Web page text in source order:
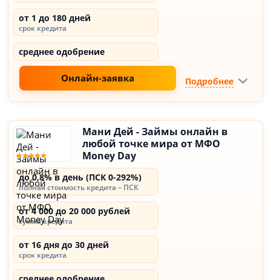
от 1 до 180 дней
срок кредита
среднее одобрение
Онлайн-заявка Подробнее
Мани Дей - Займы онлайн в
любой точке мира от МФО
Money Day
до 0,8% в день (ПСК 0-292%)
полная стоимость кредита – ПСК
от 4 000 до 20 000 рублей
сумма кредита
от 16 дня до 30 дней
срок кредита